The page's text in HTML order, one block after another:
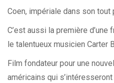
Coen, impériale dans son tout
C’est aussi la première
le talentueux musicien Carter
Film fondateur pour une
américains qui